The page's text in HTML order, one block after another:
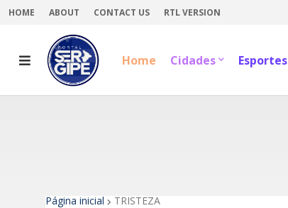
HOME ABOUT CONTACT US RTL VERSION
Home Cidades Esportes
Página inicial TRISTEZA